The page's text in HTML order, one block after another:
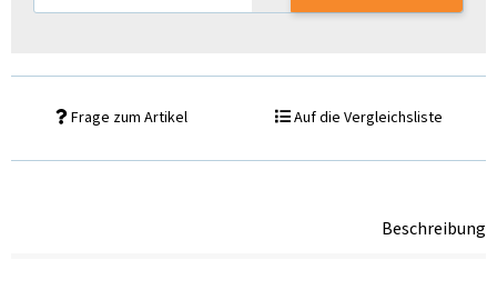
Frage zum Artikel Auf die Vergleichsliste
Beschreibung